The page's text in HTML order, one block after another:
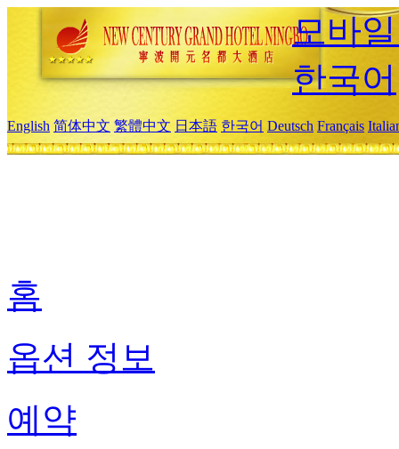
모바
한국어
English 简体中文 繁體中文 日本語 한국어 Deutsch Français
홈
옵션 정보
예약